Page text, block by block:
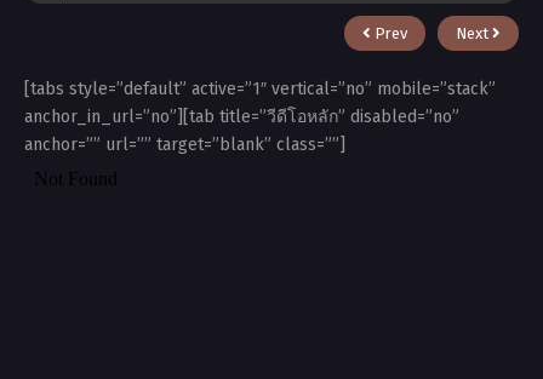
Prev Next
[tabs style=”default” active=”1″ vertical=”no” mobile=”stack”
anchor_in_url=”no”][tab title=”วีดีโอหลัก” disabled=”no”
anchor=”” url=”” target=”blank” class=””]